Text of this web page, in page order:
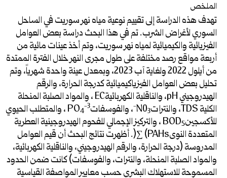
الملخص
تهدف هذه الدراسة إلى تقييم نوعية مياه نهر سوريت في الساحل
السوري لأغراض الشرب. تم في هذا البحث دراسة بعض العوامل
الفيزيائية والكيميائية لمياه نهر سوريت، وتم أخذ عينات مائية من
أربعة مواقع رصد مختلفة على طول مجرى النهر خلال الفترة الممتدة
من أيلول 2022 ولغاية آب 2023، وبمعدل عينة واحدة شهرياً، وتم
تحليل بعض العوامل الفيزياكيميائية كدرجة الحرارة، والرقم
الهيدروجيني pH، والناقلية الكهربائيةEC ، والمواد الصلبة المنحلة
الكلية TDS، والنتراتN0
3
-، والفوسفاتPO 4
-3
، والمتطلب الحيوي
للأكسجينBOD5
، والتركيز الإجمالي للفحوم الهيدروجينية العطرية
المتعددة النوىPAHs) ∑(. أظهرت نتائج البحث أن قيم العوامل
المدروسة (درجة الحرارة، والرقم الهيدروجيني، والناقلية الكهربائية،
والمواد الصلبة المنحلة، والنترات، والفوسفات) كانت ضمن الحدود
المسموحة للاستهلاك البشري حسب معايير المواصفة القياسية